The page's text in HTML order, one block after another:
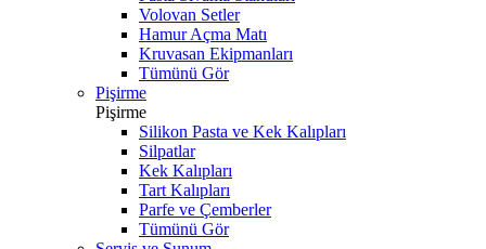
Volovan Setler
Hamur Açma Matı
Kruvasan Ekipmanları
Tümünü Gör
Pişirme
Pişirme
Silikon Pasta ve Kek Kalıpları
Silpatlar
Kek Kalıpları
Tart Kalıpları
Parfe ve Çemberler
Tümünü Gör